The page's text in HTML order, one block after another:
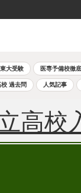
東大受験 医専予備校徹
過去問 人気記事
高校